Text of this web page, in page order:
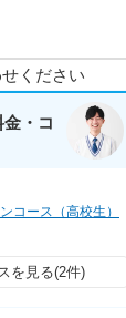
ください
・コ
コース（高校生）
を見る(2件)